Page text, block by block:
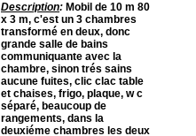
Description: Mobil de 10 m 80
x 3 m, c'est un 3 chambres
transformé en deux, donc
grande salle de bains
communiquante avec la
chambre, sinon trés sains
aucune fuites, clic clac table
et chaises, frigo, plaque, w c
séparé, beaucoup de
rangements, dans la
deuxiéme chambres les deux